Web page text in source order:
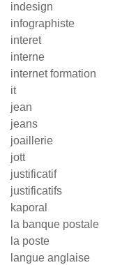
indesign
infographiste
interet
interne
internet formation
it
jean
jeans
joaillerie
jott
justificatif
justificatifs
kaporal
la banque postale
la poste
langue anglaise